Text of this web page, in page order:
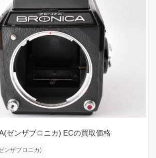
ンザブロニカ)
ゼンザブロニカ) ECの買取価格